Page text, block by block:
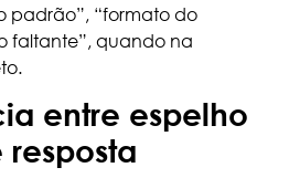
padrão”, “formato do
faltante”, quando na
entre espelho